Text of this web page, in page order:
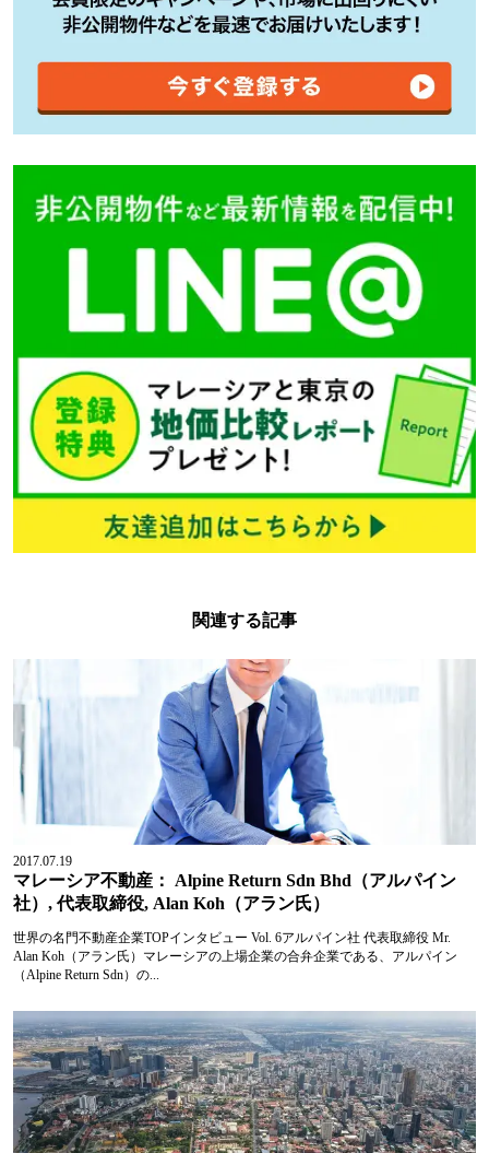
関連する記事
2017.07.19
マレーシア不動産： Alpine Return Sdn Bhd（アルパイン
社）, 代表取締役, Alan Koh（アラン氏）
世界の名門不動産企業TOPインタビュー Vol. 6アルパイン社 代表取締役 Mr.
Alan Koh（アラン氏）マレーシアの上場企業の合弁企業である、アルパイン
（Alpine Return Sdn）の...